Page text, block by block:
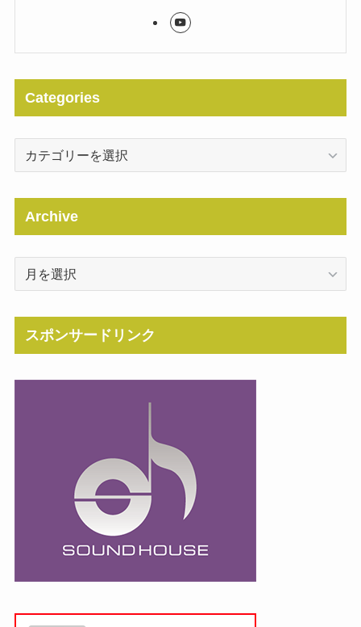
Categories
Categories
Archive
Archive
スポンサードリンク